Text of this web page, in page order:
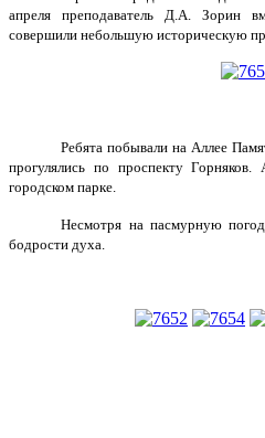
апреля преподаватель Д.А. Зорин
совершили небольшую историческую
Ребята побывали на Аллее
прогулялись по проспекту
городском парке.
Несмотря на пасмурную
бодрости духа.